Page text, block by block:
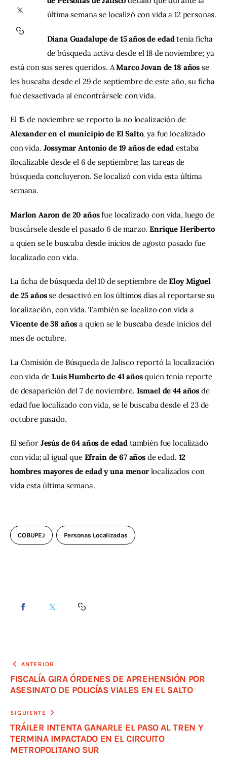
última semana se localizó con vida a 12 personas.
Diana Guadalupe de 15 años de edad tenia ficha
de búsqueda activa desde el 18 de noviembre; ya
está con sus seres queridos. A Marco Jovan de 18 años se
les buscaba desde el 29 de septiembre de este año, su ficha
fue desactivada al encontrársele con vida.
El 15 de noviembre se reporto la no localización de
Alexander en el municipio de El Salto, ya fue localizado
con vida. Jossymar Antonio de 19 años de edad estaba
ilocalizable desde el 6 de septiembre; las tareas de
búsqueda concluyeron. Se localizó con vida esta última
semana.
Marlon Aaron de 20 años fue localizado con vida, luego de
buscársele desde el pasado 6 de marzo. Enrique Heriberto
a quien se le buscaba desde inicios de agosto pasado fue
localizado con vida.
La ficha de búsqueda del 10 de septiembre de Eloy Miguel
de 25 años se desactivó en los últimos días al reportarse su
localización, con vida. También se localizo con vida a
Vicente de 38 años a quien se le buscaba desde inicios del
mes de octubre.
La Comisión de Búsqueda de Jalisco reportó la localización
con vida de Luis Humberto de 41 años quien tenía reporte
de desaparición del 7 de noviembre. Ismael de 44 años de
edad fue localizado con vida, se le buscaba desde el 23 de
octubre pasado.
El señor Jesús de 64 años de edad también fue localizado
con vida; al igual que Efraín de 67 años de edad. 12
hombres mayores de edad y una menor localizados con
vida esta última semana.
COBUPEJ Personas Localizadas
ANTERIOR
FISCALÍA GIRA ÓRDENES DE APREHENSIÓN POR
ASESINATO DE POLICÍAS VIALES EN EL SALTO
SIGUIENTE
TRÁILER INTENTA GANARLE EL PASO AL TREN Y
TERMINA IMPACTADO EN EL CIRCUITO
METROPOLITANO SUR